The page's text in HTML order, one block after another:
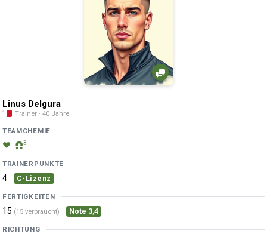
Linus Delgura
Trainer · 40 Jahre
TEAMCHEMIE
3
TRAINERPUNKTE
4 C-Lizenz
FERTIGKEITEN
15 (15 verbraucht) Note 3,4
RICHTUNG